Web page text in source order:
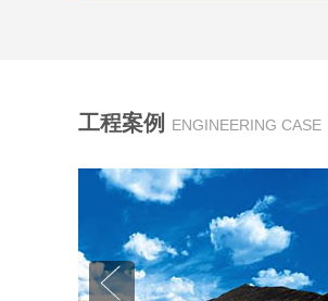
工程案例 ENGINEERING CASE